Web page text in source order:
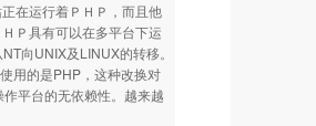
在运行着ＰＨＰ，而且他
Ｐ具有可以在多平台下运
向UNIX及LINUX的转移。
用的是PHP，这种改换对
平台的无依赖性。越来越